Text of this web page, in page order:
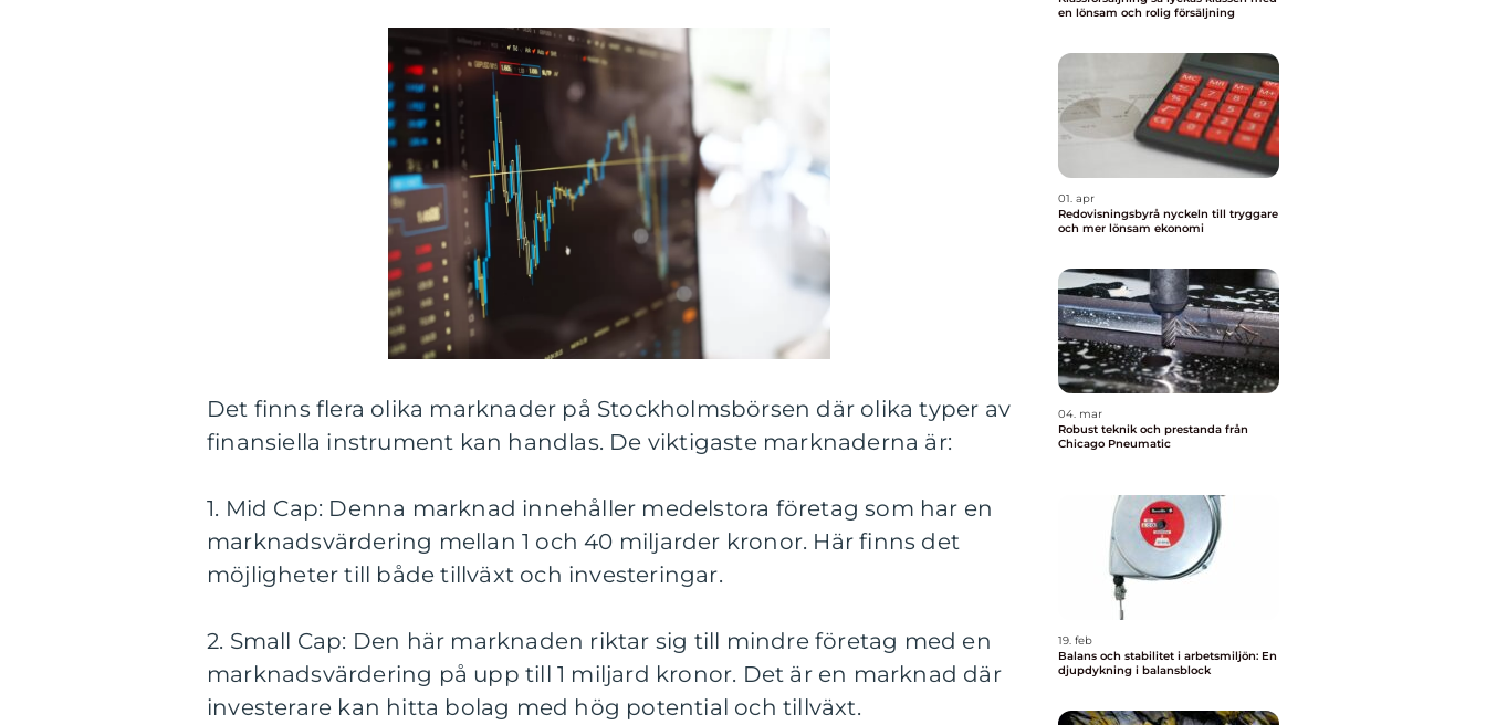
Det finns flera olika marknader på Stockholmsbörsen där olika typer av
finansiella instrument kan handlas. De viktigaste marknaderna är:
1. Mid Cap: Denna marknad innehåller medelstora företag som har en
marknadsvärdering mellan 1 och 40 miljarder kronor. Här finns det
möjligheter till både tillväxt och investeringar.
2. Small Cap: Den här marknaden riktar sig till mindre företag med en
marknadsvärdering på upp till 1 miljard kronor. Det är en marknad där
investerare kan hitta bolag med hög potential och tillväxt.
en lönsam och rolig försäljning
01. apr
Redovisningsbyrå nyckeln till tryggare
och mer lönsam ekonomi
04. mar
Robust teknik och prestanda från
Chicago Pneumatic
19. feb
Balans och stabilitet i arbetsmiljön: En
djupdykning i balansblock